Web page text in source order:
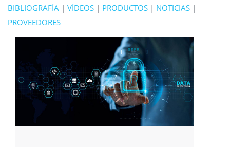
BIBLIOGRAFÍA | VÍDEOS | PRODUCTOS | NOTICIAS |
PROVEEDORES